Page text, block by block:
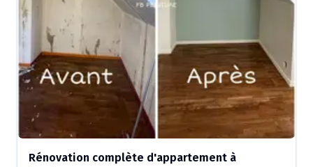
Rénovation complète d'appartement à